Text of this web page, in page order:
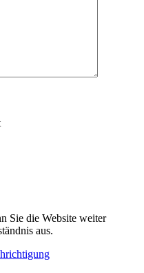
Sie die Website weiter
aus.